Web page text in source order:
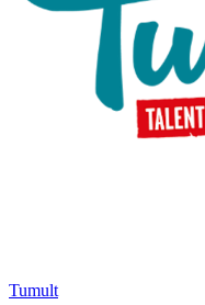
Tumult